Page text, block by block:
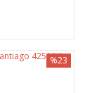
%23